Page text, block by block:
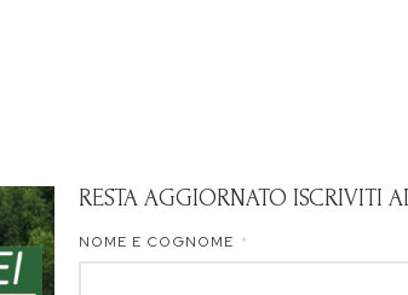
RESTA AGGIORNATO ISCRIVITI
NOME E COGNOME